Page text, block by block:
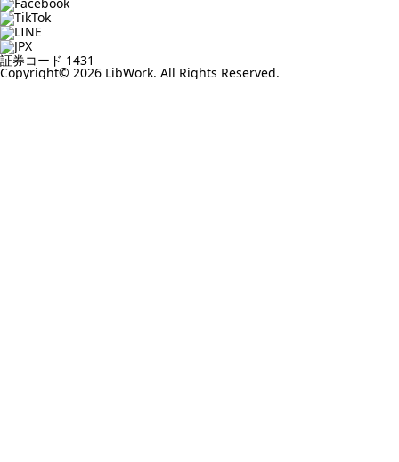
証券コード 1431
Copyright© 2026 LibWork. All Rights Reserved.